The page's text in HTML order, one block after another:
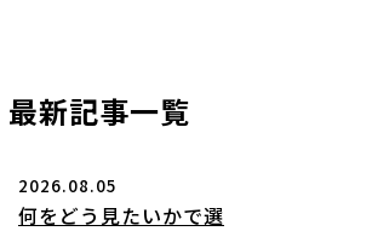
最新記事一覧
2026.08.05
何をどう見たいかで選